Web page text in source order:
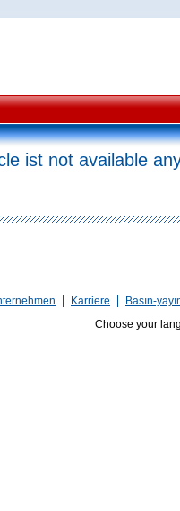
ist not available
Karriere
Basın-
Choose your